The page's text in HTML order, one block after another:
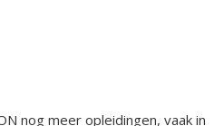
nog meer opleidingen, vaak in